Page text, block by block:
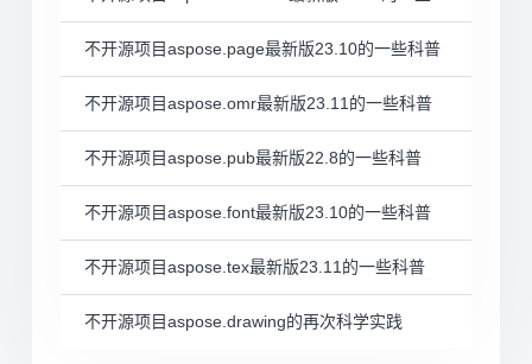
不开源项目aspose.page最新版23.10的一些科普
不开源项目aspose.omr最新版23.11的一些科普
不开源项目aspose.pub最新版22.8的一些科普
不开源项目aspose.font最新版23.10的一些科普
不开源项目aspose.tex最新版23.11的一些科普
不开源项目aspose.drawing的再次科学实践